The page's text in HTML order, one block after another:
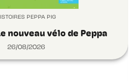
PEPPA PIG
nouveau vélo de Peppa
26/08/2026